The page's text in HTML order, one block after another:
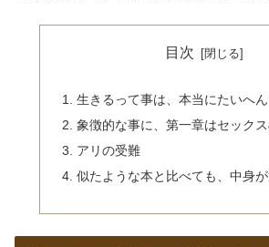
目次
生きるって事は、本当にたいへ
象徴的な事に、第一章はセック
アリの受難
似たような本と比べても、中身